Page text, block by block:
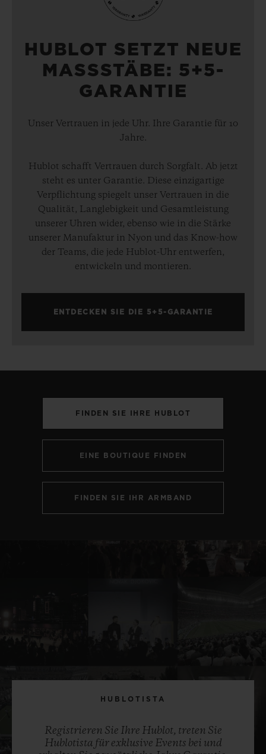
HUBLOT SETZT NEUE
MASSSTÄBE: 5+5-
GARANTIE
Unser Vertrauen in jede Uhr. Ihre Garantie für 10
Jahre.
Hublot schafft Vertrauen durch Sorgfalt. Ab jetzt
steht es unter Garantie. Diese einzigartige
Verpflichtung spiegelt unser Vertrauen in die
Qualität, Langlebigkeit und Gesamtleistung
unserer Uhren wider, ebenso wie in die Stärke
unserer Manufaktur in Nyon und das Know-how
der Teams, die jede Hublot-Uhr entwerfen,
entwickeln und montieren.
ENTDECKEN SIE DIE 5+5-GARANTIE
FINDEN SIE IHRE HUBLOT
EINE BOUTIQUE FINDEN
FINDEN SIE IHR ARMBAND
HUBLOTISTA
Registrieren Sie Ihre Hublot, treten Sie
Hublotista für exklusive Events bei und